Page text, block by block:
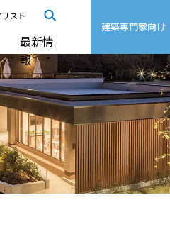
スト
最新情
報
建築専門家向け